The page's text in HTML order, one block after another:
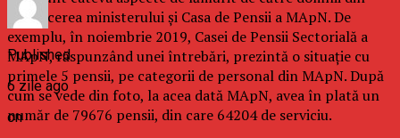
conducerea ministerului și Casa de Pensii a MApN. De
exemplu, în noiembrie 2019, Casei de Pensii Sectorială a
MApN, răspunzând unei întrebări, prezintă o situație cu
primele 5 pensii, pe categorii de personal din MApN. După
cum se vede din foto, la acea dată MApN, avea în plată un
număr de 79676 pensii, din care 64204 de serviciu.
Published
6 zile ago
on